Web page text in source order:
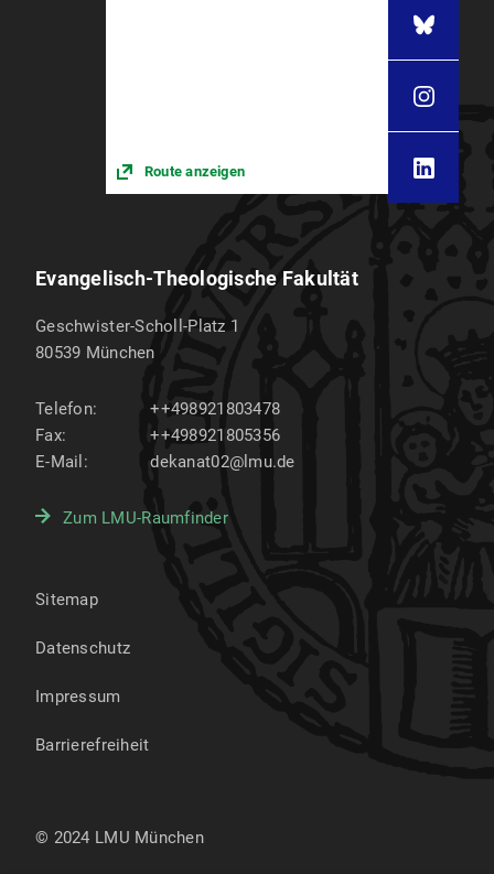
Route anzeigen
Evangelisch-Theologische Fakultät
Geschwister-Scholl-Platz 1
80539 München
Telefon:
++498921803478
Fax:
++498921805356
E-Mail:
dekanat02@lmu.de
Zum LMU-Raumfinder
Sitemap
Datenschutz
Impressum
Barrierefreiheit
© 2024 LMU München